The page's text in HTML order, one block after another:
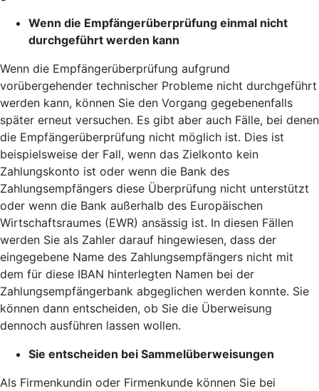
Wenn die Empfängerüberprüfung einmal nicht
durchgeführt werden kann
Wenn die Empfängerüberprüfung aufgrund
vorübergehender technischer Probleme nicht durchgeführt
werden kann, können Sie den Vorgang gegebenenfalls
später erneut versuchen. Es gibt aber auch Fälle, bei denen
die Empfängerüberprüfung nicht möglich ist. Dies ist
beispielsweise der Fall, wenn das Zielkonto kein
Zahlungskonto ist oder wenn die Bank des
Zahlungsempfängers diese Überprüfung nicht unterstützt
oder wenn die Bank außerhalb des Europäischen
Wirtschaftsraumes (EWR) ansässig ist. In diesen Fällen
werden Sie als Zahler darauf hingewiesen, dass der
eingegebene Name des Zahlungsempfängers nicht mit
dem für diese IBAN hinterlegten Namen bei der
Zahlungsempfängerbank abgeglichen werden konnte. Sie
können dann entscheiden, ob Sie die Überweisung
dennoch ausführen lassen wollen.
Sie entscheiden bei Sammelüberweisungen
Als Firmenkundin oder Firmenkunde können Sie bei